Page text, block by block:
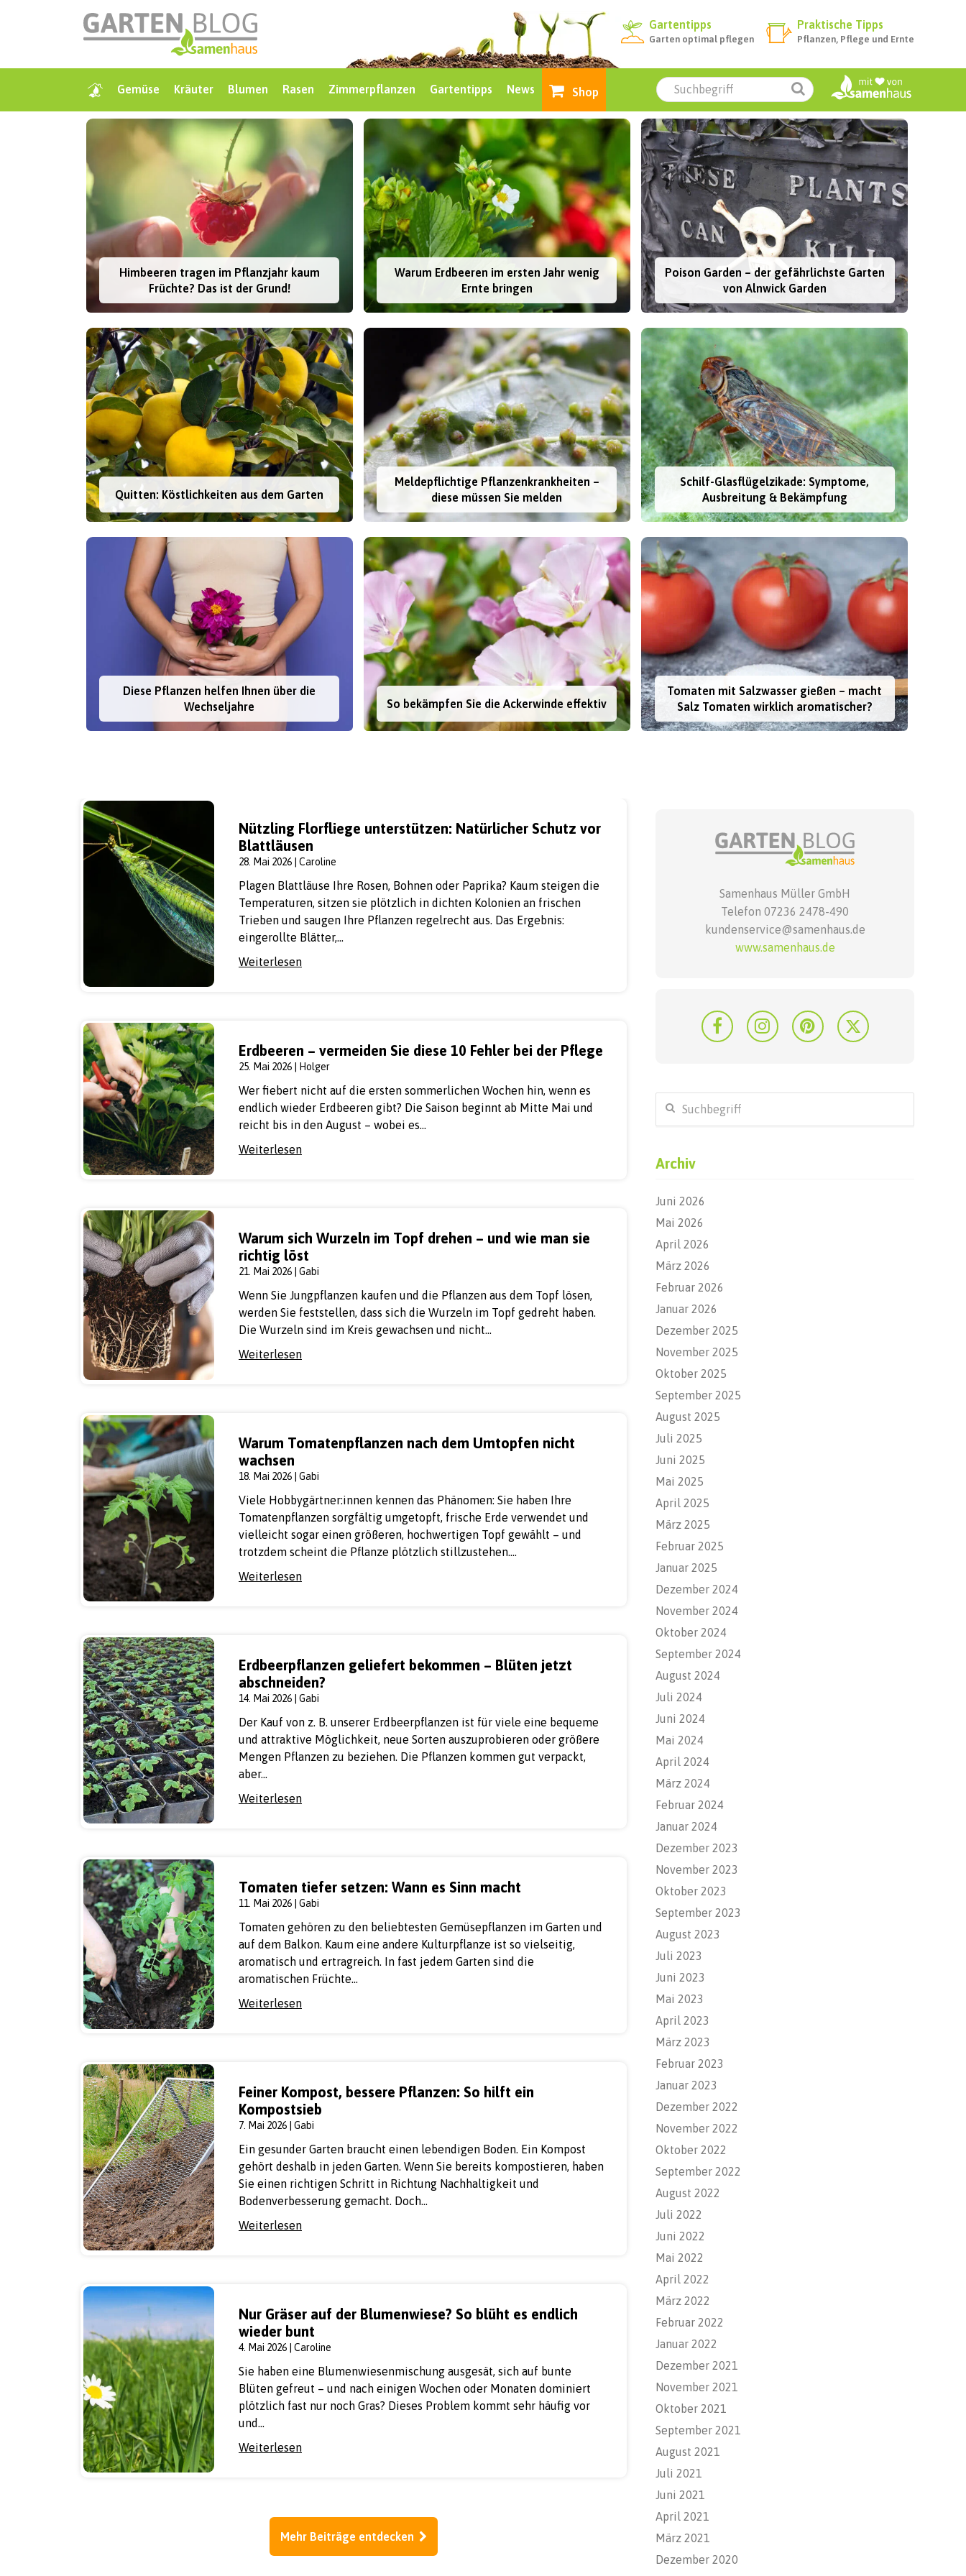
Gartentipps
Garten optimal pflegen
Praktische Tipps
Pflanzen, Pflege und Ernte
Gemüse Kräuter Blumen Rasen Zimmerpflanzen Gartentipps News Shop
Himbeeren tragen im Pflanzjahr kaum
Früchte? Das ist der Grund!
Warum Erdbeeren im ersten Jahr wenig
Ernte bringen
Poison Garden – der gefährlichste Garten
von Alnwick Garden
Quitten: Köstlichkeiten aus dem Garten
Meldepflichtige Pflanzenkrankheiten –
diese müssen Sie melden
Schilf-Glasflügelzikade: Symptome,
Ausbreitung & Bekämpfung
Diese Pflanzen helfen Ihnen über die
Wechseljahre
So bekämpfen Sie die Ackerwinde effektiv
Tomaten mit Salzwasser gießen – macht
Salz Tomaten wirklich aromatischer?
Nützling Florfliege unterstützen: Natürlicher Schutz vor
Blattläusen
28. Mai 2026 | Caroline
Plagen Blattläuse Ihre Rosen, Bohnen oder Paprika? Kaum steigen die
Temperaturen, sitzen sie plötzlich in dichten Kolonien an frischen
Trieben und saugen Ihre Pflanzen regelrecht aus. Das Ergebnis:
eingerollte Blätter,…
Weiterlesen
Erdbeeren – vermeiden Sie diese 10 Fehler bei der Pflege
25. Mai 2026 | Holger
Wer fiebert nicht auf die ersten sommerlichen Wochen hin, wenn es
endlich wieder Erdbeeren gibt? Die Saison beginnt ab Mitte Mai und
reicht bis in den August – wobei es…
Weiterlesen
Warum sich Wurzeln im Topf drehen – und wie man sie
richtig löst
21. Mai 2026 | Gabi
Wenn Sie Jungpflanzen kaufen und die Pflanzen aus dem Topf lösen,
werden Sie feststellen, dass sich die Wurzeln im Topf gedreht haben.
Die Wurzeln sind im Kreis gewachsen und nicht…
Weiterlesen
Warum Tomatenpflanzen nach dem Umtopfen nicht
wachsen
18. Mai 2026 | Gabi
Viele Hobbygärtner:innen kennen das Phänomen: Sie haben Ihre
Tomatenpflanzen sorgfältig umgetopft, frische Erde verwendet und
vielleicht sogar einen größeren, hochwertigen Topf gewählt – und
trotzdem scheint die Pflanze plötzlich stillzustehen.…
Weiterlesen
Erdbeerpflanzen geliefert bekommen – Blüten jetzt
abschneiden?
14. Mai 2026 | Gabi
Der Kauf von z. B. unserer Erdbeerpflanzen ist für viele eine bequeme
und attraktive Möglichkeit, neue Sorten auszuprobieren oder größere
Mengen Pflanzen zu beziehen. Die Pflanzen kommen gut verpackt,
aber…
Weiterlesen
Tomaten tiefer setzen: Wann es Sinn macht
11. Mai 2026 | Gabi
Tomaten gehören zu den beliebtesten Gemüsepflanzen im Garten und
auf dem Balkon. Kaum eine andere Kulturpflanze ist so vielseitig,
aromatisch und ertragreich. In fast jedem Garten sind die
aromatischen Früchte…
Weiterlesen
Feiner Kompost, bessere Pflanzen: So hilft ein
Kompostsieb
7. Mai 2026 | Gabi
Ein gesunder Garten braucht einen lebendigen Boden. Ein Kompost
gehört deshalb in jeden Garten. Wenn Sie bereits kompostieren, haben
Sie einen richtigen Schritt in Richtung Nachhaltigkeit und
Bodenverbesserung gemacht. Doch…
Weiterlesen
Nur Gräser auf der Blumenwiese? So blüht es endlich
wieder bunt
4. Mai 2026 | Caroline
Sie haben eine Blumenwiesenmischung ausgesät, sich auf bunte
Blüten gefreut – und nach einigen Wochen oder Monaten dominiert
plötzlich fast nur noch Gras? Dieses Problem kommt sehr häufig vor
und…
Weiterlesen
Mehr Beiträge entdecken
Samenhaus Müller GmbH
Telefon 07236 2478-490
kundenservice@samenhaus.de
www.samenhaus.de
Archiv
Juni 2026
Mai 2026
April 2026
März 2026
Februar 2026
Januar 2026
Dezember 2025
November 2025
Oktober 2025
September 2025
August 2025
Juli 2025
Juni 2025
Mai 2025
April 2025
März 2025
Februar 2025
Januar 2025
Dezember 2024
November 2024
Oktober 2024
September 2024
August 2024
Juli 2024
Juni 2024
Mai 2024
April 2024
März 2024
Februar 2024
Januar 2024
Dezember 2023
November 2023
Oktober 2023
September 2023
August 2023
Juli 2023
Juni 2023
Mai 2023
April 2023
März 2023
Februar 2023
Januar 2023
Dezember 2022
November 2022
Oktober 2022
September 2022
August 2022
Juli 2022
Juni 2022
Mai 2022
April 2022
März 2022
Februar 2022
Januar 2022
Dezember 2021
November 2021
Oktober 2021
September 2021
August 2021
Juli 2021
Juni 2021
April 2021
März 2021
Dezember 2020